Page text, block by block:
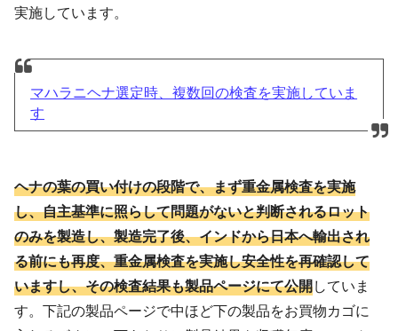
実施しています。
マハラニヘナ選定時、複数回の検査を実施していま
す
ヘナの葉の買い付けの段階で、まず重金属検査を実施
し、自主基準に照らして問題がないと判断されるロット
のみを製造し、製造完了後、インドから日本へ輸出され
る前にも再度、重金属検査を実施し安全性を再確認して
いますし、その検査結果も製品ページにて公開していま
す。下記の製品ページで中ほど下の製品をお買物カゴに